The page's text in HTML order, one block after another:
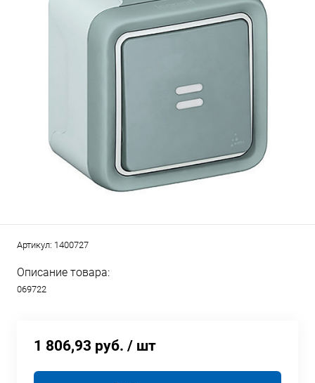
Артикул: 1400727
Описание товара:
069722
1 806,93 руб. / шт